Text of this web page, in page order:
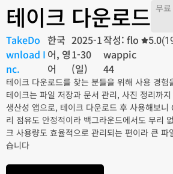
테이크 다운로드 무료
TakeDo
wnload I
nc.
한국
어, 영
어
2025-1
1-30
(일)
작성: flo
wappic
44
5.0
테이크 다운로드를 찾는 분들을 위해 사용 경험
테이크는 파일 저장과 문서 관리, 사진 정리까
생산성 앱으로, 테이크 다운로드 후 사용해보니
리 점유도 안정적이라 백그라운드에서도 무리
크 사용량도 효율적으로 관리되는 편이라 큰 파
습니다